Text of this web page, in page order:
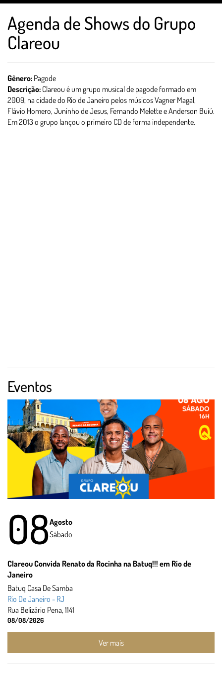
Agenda de Shows do Grupo
Clareou
Gênero: Pagode
Descrição: Clareou é um grupo musical de pagode formado em
2009, na cidade do Rio de Janeiro pelos músicos Vagner Magal,
Flávio Homero, Juninho de Jesus, Fernando Melette e Anderson Buiú.
Em 2013 o grupo lançou o primeiro CD de forma independente.
Eventos
08Agosto
Sábado
Clareou Convida Renato da Rocinha na Batuq!!! em Rio de
Janeiro
Batuq Casa De Samba
Rio De Janeiro - RJ
Rua Belizário Pena, 1141
08/08/2026
Ver mais